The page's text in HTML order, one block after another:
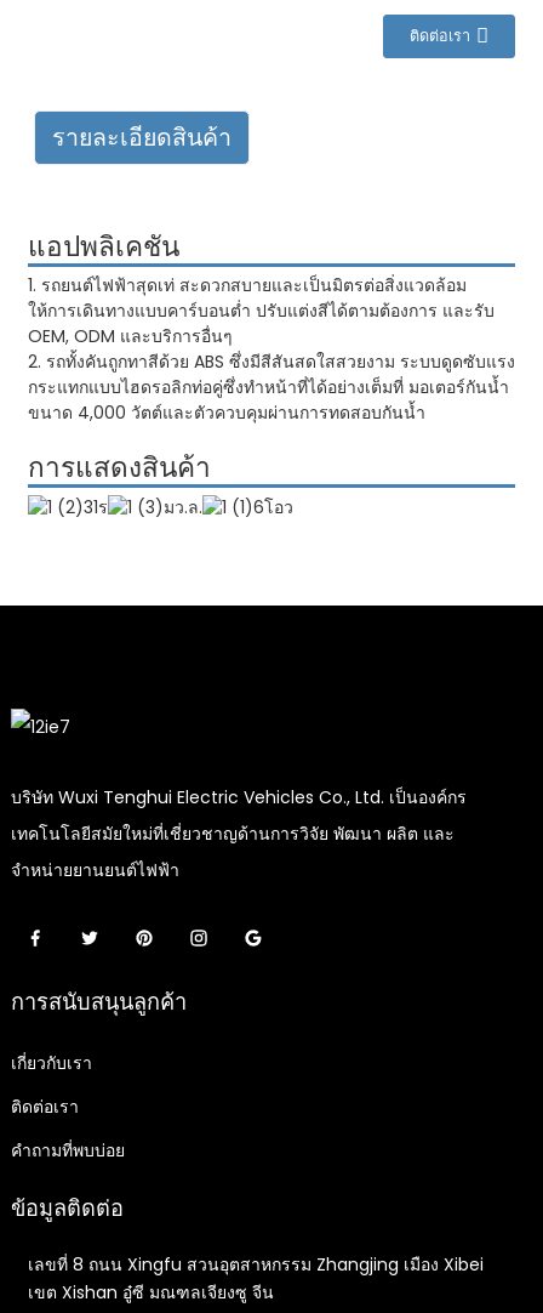
ติดต่อเรา
รายละเอียดสินค้า
แอปพลิเคชัน
1. รถยนต์ไฟฟ้าสุดเท่ สะดวกสบายและเป็นมิตรต่อสิ่งแวดล้อม
ให้การเดินทางแบบคาร์บอนต่ำ ปรับแต่งสีได้ตามต้องการ และรับ
OEM, ODM และบริการอื่นๆ
2. รถทั้งคันถูกทาสีด้วย ABS ซึ่งมีสีสันสดใสสวยงาม ระบบดูดซับแรง
กระแทกแบบไฮดรอลิกท่อคู่ซึ่งทำหน้าที่ได้อย่างเต็มที่ มอเตอร์กันน้ำ
ขนาด 4,000 วัตต์และตัวควบคุมผ่านการทดสอบกันน้ำ
การแสดงสินค้า
บริษัท Wuxi Tenghui Electric Vehicles Co., Ltd. เป็นองค์กร
เทคโนโลยีสมัยใหม่ที่เชี่ยวชาญด้านการวิจัย พัฒนา ผลิต และ
จำหน่ายยานยนต์ไฟฟ้า
การสนับสนุนลูกค้า
เกี่ยวกับเรา
ติดต่อเรา
คำถามที่พบบ่อย
ข้อมูลติดต่อ
เลขที่ 8 ถนน Xingfu สวนอุตสาหกรรม Zhangjing เมือง Xibei
เขต Xishan อู๋ซี มณฑลเจียงซู จีน